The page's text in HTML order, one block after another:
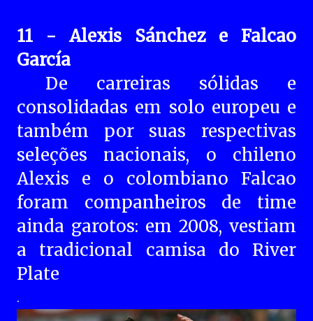
11 - Alexis Sánchez e Falcao
García
De carreiras sólidas e
consolidadas em solo europeu e
também por suas respectivas
seleções nacionais, o chileno
Alexis e o colombiano Falcao
foram companheiros de time
ainda garotos: em 2008, vestiam
a tradicional camisa do River
Plate
.